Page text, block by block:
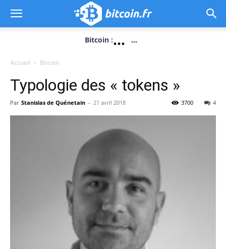
Bitcoin :... ...
Accueil Bitcoin
Typologie des « tokens »
Par Stanislas de Quénetain - 21 avril 2018 4
3700